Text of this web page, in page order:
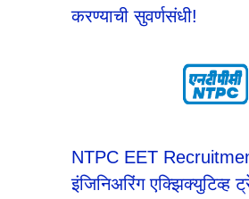
करण्याची सुवर्णसंधी!
NTPC EET
इंजिनिअरिंग एक्झिक्युटिव्ह